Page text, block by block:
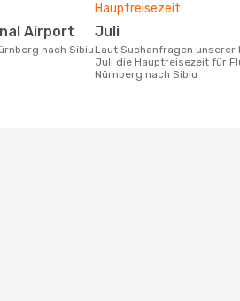
Airport
nach Sibiu
Hauptreisezeit
Juli
Laut Suchanfragen unserer Kunden ist
Juli die Hauptreisezeit für
Nürnberg nach Sibiu